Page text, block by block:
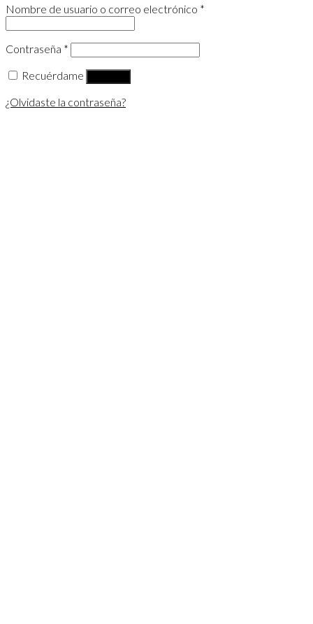
Nombre de usuario o correo electrónico *
Contraseña *
Recuérdame
¿Olvidaste la contraseña?